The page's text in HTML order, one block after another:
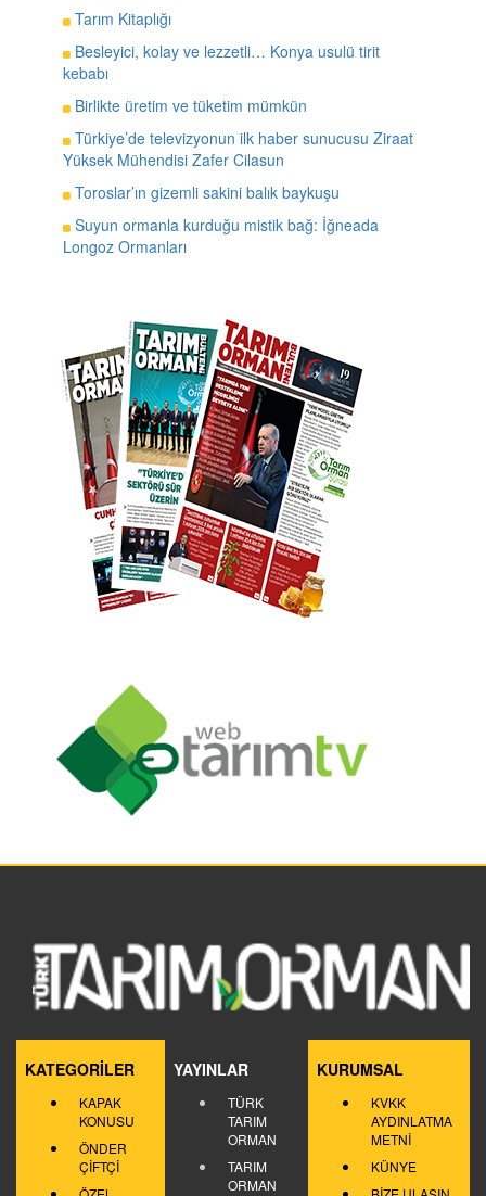
Tarım Kitaplığı
Besleyici, kolay ve lezzetli… Konya usulü tirit
kebabı
Birlikte üretim ve tüketim mümkün
Türkiye’de televizyonun ilk haber sunucusu Ziraat
Yüksek Mühendisi Zafer Cilasun
Toroslar’ın gizemli sakini balık baykuşu
Suyun ormanla kurduğu mistik bağ: İğneada
Longoz Ormanları
KATEGORİLER
KAPAK
KONUSU
ÖNDER
ÇİFTÇİ
YAYINLAR
TÜRK
TARIM
ORMAN
TARIM
ORMAN
KURUMSAL
KVKK
AYDINLATMA
METNİ
KÜNYE